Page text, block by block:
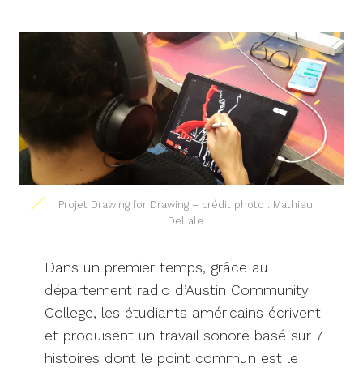
Projet Drawing for Drawing – crédit photo : Mathieu
Dellale
Dans un premier temps, grâce au
département radio d’Austin Community
College, les étudiants américains écrivent
et produisent un travail sonore basé sur 7
histoires dont le point commun est le